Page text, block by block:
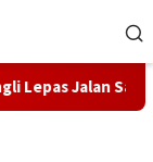
Awali Rangkaian